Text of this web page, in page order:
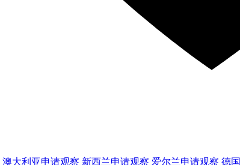
澳大利亚申请观察 新西兰申请观察 爱尔兰申请观察 德国